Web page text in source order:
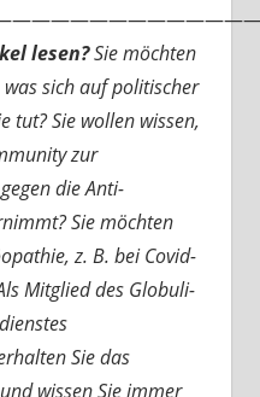
lesen?Sie möchten
sich auf politischer
tut? Sie wollen wissen,
zur
die Anti-
Sie möchten
z. B. bei Covid-
Mitglied des Globuli-
Sie das
wissen Sie immer